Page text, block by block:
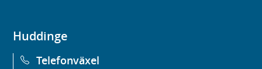
Huddinge
Telefonväxel